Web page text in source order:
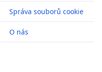
Správa souborů cookie
O nás